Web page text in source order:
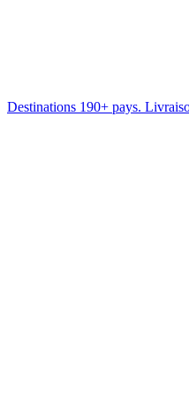
Destinations 190+ pays.